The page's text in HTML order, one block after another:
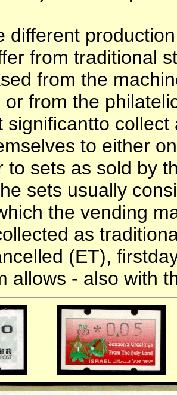
different
from traditional
from the
or from the
significantto
to either
to sets as sold by
sets usually
the vending
as
(ET),
allows - also with